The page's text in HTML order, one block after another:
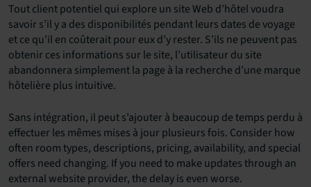
Tout client potentiel qui explore un site Web d’hôtel voudra
savoir s’il y a des disponibilités pendant leurs dates de voyage
et ce qu’il en coûterait pour eux d’y rester. S’ils ne peuvent pas
obtenir ces informations sur le site, l’utilisateur du site
abandonnera simplement la page à la recherche d’une marque
hôtelière plus intuitive.
Sans intégration, il peut s’ajouter à beaucoup de temps perdu à
effectuer les mêmes mises à jour plusieurs fois. Consider how
often room types, descriptions, pricing, availability, and special
offers need changing. If you need to make updates through an
external website provider, the delay is even worse.